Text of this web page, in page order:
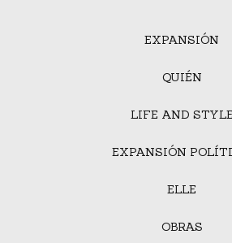
EXPANSIÓN
QUIÉN
LIFE AND STYLE
EXPANSIÓN
ELLE
OBRAS